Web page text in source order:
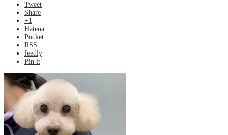
Tweet
Share
+1
Hatena
Pocket
RSS
feedly
Pin it